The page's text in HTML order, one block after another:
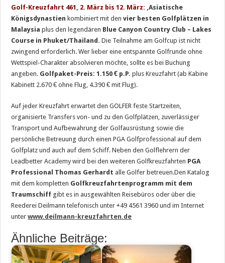
Golf-Kreuzfahrt 461, 2. März bis 12. März: ‚Asiatische
Königsdynastien kombiniert mit den vier besten Golfplätzen in
Malaysia plus den legendären Blue Canyon Country Club – Lakes
Course in Phuket/Thailand.Die Teilnahme am Golfcup ist nicht
zwingend erforderlich. Wer lieber eine entspannte Golfrunde ohne
Wettspiel-Charakter absolvieren möchte, sollte es bei Buchung
angeben. Golfpaket-Preis: 1.150 € p.P.plus Kreuzfahrt (ab Kabine
Kabinett 2.670 € ohne Flug, 4.390 € mit Flug).
Auf jeder Kreuzfahrt erwartet den GOLFER feste Startzeiten,
organisierte Transfers von- und zu den Golfplätzen, zuverlässiger
Transport und Aufbewahrung der Golfausrüstung sowie die
persönliche Betreuung durch einen PGA Golfprofessional auf dem
Golfplatz und auch auf dem Schiff. Neben den Golflehrern der
Leadbetter Academy wird bei den weiteren Golfkreuzfahrten PGA
Professional Thomas Gerhardt alle Golfer betreuen.Den Katalog
mit dem kompletten Golfkreuzfahrtenprogramm mit dem
Traumschiff gibt es in ausgewählten Reisebüros oder über die
Reederei Deilmann telefonisch unter +49 4561 3960 und im Internet
unterwww.deilmann-kreuzfahrten.de
Ähnliche Beiträge: